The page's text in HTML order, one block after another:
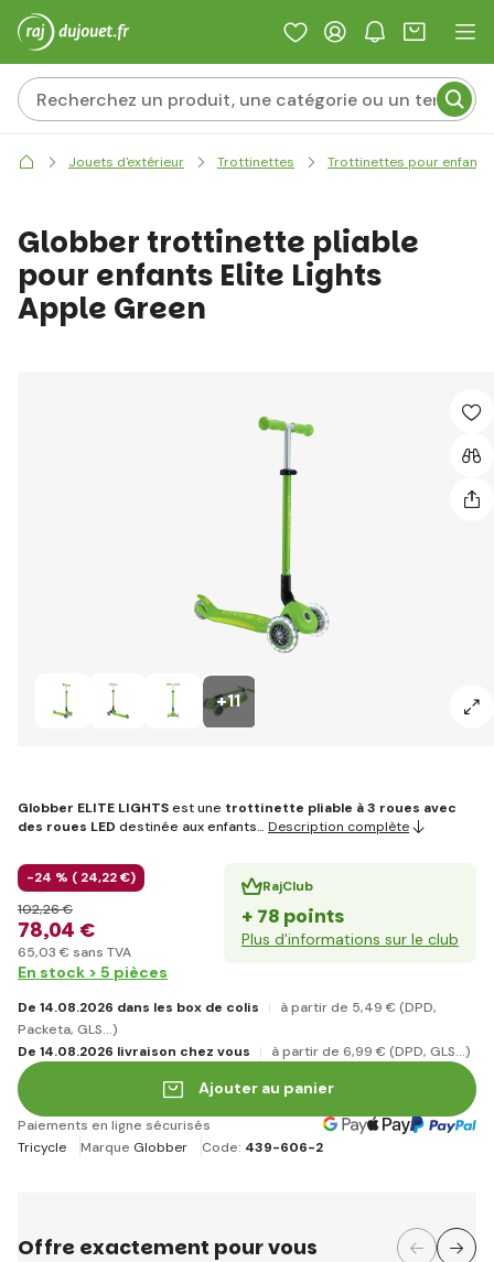
Jouets d'extérieur Trottinettes Trottinettes pour enfants
+11
Globber trottinette pliable
pour enfants Elite Lights
Apple Green
Globber ELITE LIGHTSest une trottinette pliable à 3 roues avec
des roues LED destinée aux enfants… Description complète
-24 % ( 24,22 €)
78,04 €
102,26 €
65,03 € sans TVA
RajClub
+ 78 points
Plus d'informations sur le club
En stock > 5 pièces
De 14.08.2026 dans les box de colis à partir de 5,49 € (DPD,
Packeta, GLS...)
De 14.08.2026 livraison chez vous
à partir de 6,99 € (DPD, GLS...)
Ajouter au panier
Paiements en ligne sécurisés
Tricycle
Marque Globber Code: 439-606-2
Offre exactement pour vous